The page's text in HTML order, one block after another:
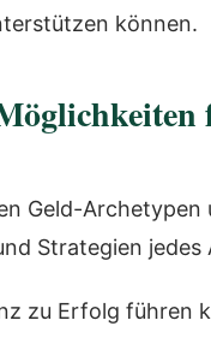
können.
Geld-Archetypen
Strategien jedes
zu Erfolg führen